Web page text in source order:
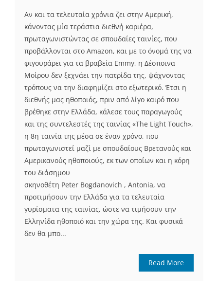
Αν και τα τελευταία χρόνια ζει στην Αμερική,
κάνοντας μία τεράστια διεθνή καριέρα,
πρωταγωνιστώντας σε σπουδαίες ταινίες, που
προβάλλονται στο Αmazon, και με το όνομά της να
φιγουράρει για τα βραβεία Emmy, η Δέσποινα
Μοίρου δεν ξεχνάει την πατρίδα της, ψάχνοντας
τρόπους να την διαφημίζει στο εξωτερικό. Έτσι η
διεθνής μας ηθοποιός, πριν από λίγο καιρό που
βρέθηκε στην Ελλάδα, κάλεσε τους παραγωγούς
και της συντελεστές της ταινίας «The Light Touch»,
η 8η ταινία της μέσα σε έναν χρόνο, που
πρωταγωνιστεί μαζί με σπουδαίους Βρετανούς και
Αμερικανούς ηθοποιούς, εκ των οποίων και η κόρη
του διάσημου
σκηνοθέτη Peter Bogdanovich , Antonia, να
προτιμήσουν την Ελλάδα για τα τελευταία
γυρίσματα της ταινίας, ώστε να τιμήσουν την
Ελληνίδα ηθοποιό και την χώρα της. Και φυσικά
δεν θα μπο...
Read More